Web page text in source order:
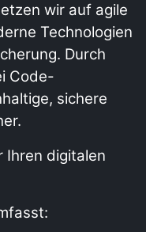
wir auf agile
Technologien
Durch
Code-
sichere
Ihren digitalen